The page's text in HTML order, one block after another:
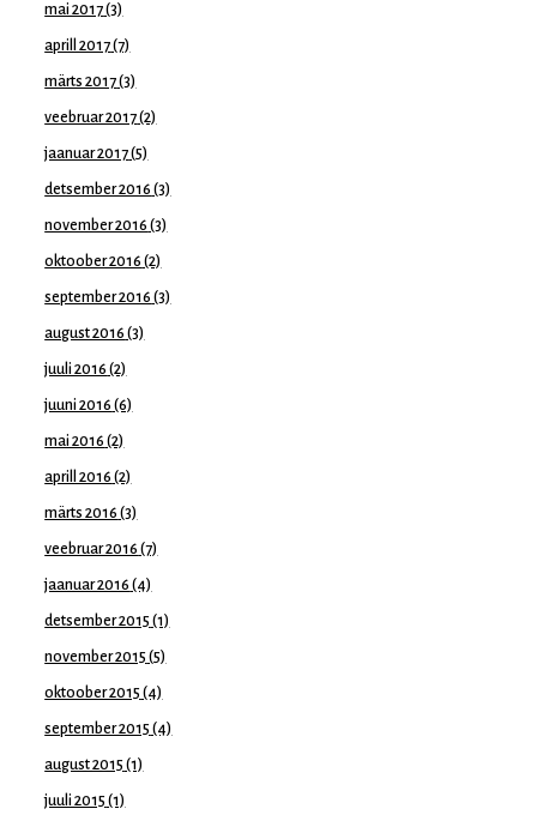
mai 2017(3)
aprill 2017(7)
märts 2017(3)
veebruar 2017(2)
jaanuar 2017(5)
detsember 2016 (3)
november 2016 (3)
oktoober 2016 (2)
september 2016 (3)
august 2016 (3)
juuli 2016 (2)
juuni 2016 (6)
mai 2016 (2)
aprill 2016 (2)
märts 2016 (3)
veebruar 2016 (7)
jaanuar 2016 (4)
detsember 2015 (1)
november 2015 (5)
oktoober 2015 (4)
september 2015 (4)
august 2015 (1)
juuli 2015 (1)